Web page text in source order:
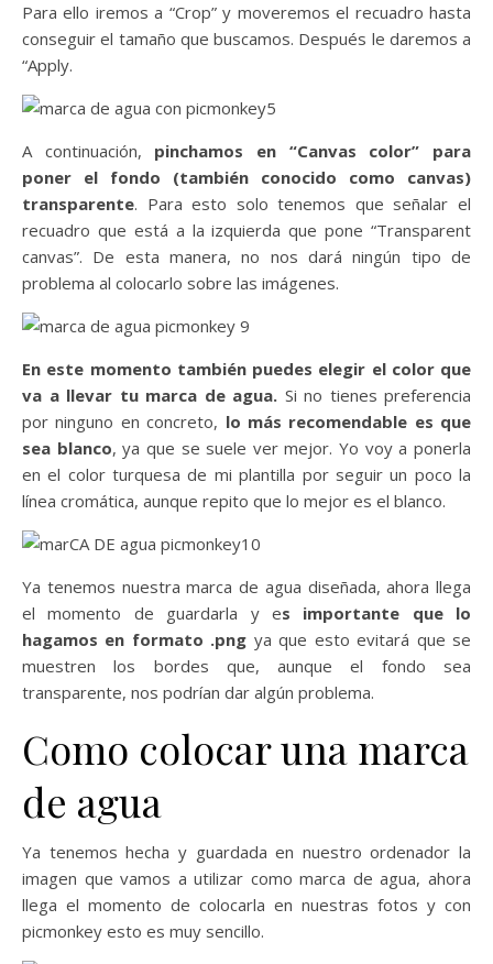
Para ello iremos a “Crop” y moveremos el recuadro hasta
conseguir el tamaño que buscamos. Después le daremos a
“Apply.
A continuación, pinchamos en “Canvas color” para
poner el fondo (también conocido como canvas)
transparente. Para esto solo tenemos que señalar el
recuadro que está a la izquierda que pone “Transparent
canvas”. De esta manera, no nos dará ningún tipo de
problema al colocarlo sobre las imágenes.
En este momento también puedes elegir el color que
va a llevar tu marca de agua. Si no tienes preferencia
por ninguno en concreto, lo más recomendable es que
sea blanco, ya que se suele ver mejor. Yo voy a ponerla
en el color turquesa de mi plantilla por seguir un poco la
línea cromática, aunque repito que lo mejor es el blanco.
Ya tenemos nuestra marca de agua diseñada, ahora llega
el momento de guardarla y es importante que lo
hagamos en formato .png ya que esto evitará que se
muestren los bordes que, aunque el fondo sea
transparente, nos podrían dar algún problema.
Como colocar una marca
de agua
Ya tenemos hecha y guardada en nuestro ordenador la
imagen que vamos a utilizar como marca de agua, ahora
llega el momento de colocarla en nuestras fotos y con
picmonkey esto es muy sencillo.